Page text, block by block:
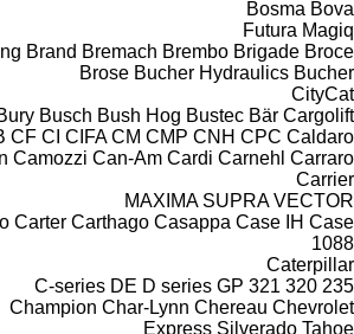
Bosma Bova
Futura Magiq
Brand Bremach Brembo Brigade Broce
Brose Bucher Hydraulics Bucher
CityCat
Busch Bush Hog Bustec Bär Cargolift
CF CI CIFA CM CMP CNH CPC Caldaro
Camozzi Can-Am Cardi Carnehl Carraro
Carrier
MAXIMA SUPRA VECTOR
Carter Carthago Casappa Case IH Case
1088
Caterpillar
235
320
321
C-series DE D series GP
Champion Char-Lynn Chereau Chevrolet
Express Silverado Tahoe